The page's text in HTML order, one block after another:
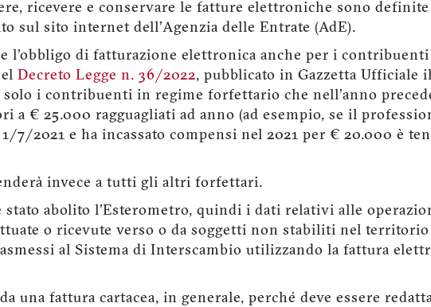
ricevere e conservare le fatture elettroniche sono
sul sito internet dell’Agenzia delle Entrate (AdE).
l'obbligo di fatturazione elettronica anche per i
Decreto Legge n. 36/2022, pubblicato in Gazzetta Ufficiale
i contribuenti in regime forfettario che nell'anno
a € 25.000 ragguagliati ad anno (ad esempio, se il
2021 e ha incassato compensi nel 2021 per € 20.000 è
invece a tutti gli altri forfettari.
stato abolito l’Esterometro, quindi i dati relativi alle
o ricevute verso o da soggetti non stabiliti nel
al Sistema di Interscambio utilizzando la fattura
una fattura cartacea, in generale, perché deve essere